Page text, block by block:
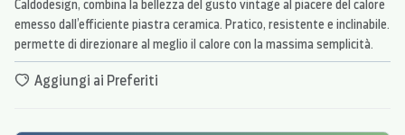
Caldodesign, combina la bellezza del gusto vintage al piacere del calore
emesso dall’efficiente piastra ceramica. Pratico, resistente e inclinabile.
permette di direzionare al meglio il calore con la massima semplicità.
Aggiungi ai Preferiti